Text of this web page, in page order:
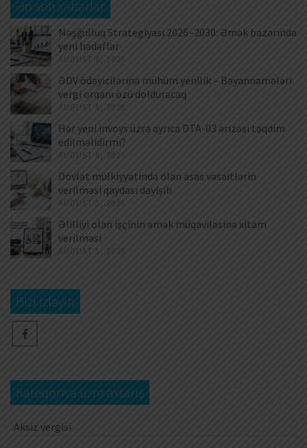
Ən son xəbərlər
Məşğulluq Strategiyası 2026–2030: Əmək bazarında
yeni hədəflər
AUGUST 6, 2026
ƏDV ödəyicilərinə mühüm yenilik – Bəyannamələri
vergi orqanı özü dolduracaq
AUGUST 6, 2026
Hər yeni invoys üzrə ayrıca DTA-03 ərizəsi təqdim
edilməlidirmi?
AUGUST 6, 2026
Dövlət mülkiyyətində olan əsas vəsaitlərin
verilməsi qaydası dəyişib
AUGUST 5, 2026
Əlilliyi olan işçinin əmək müqaviləsinə xitam
verilməsi
AUGUST 5, 2026
Bizi izləyin
Kateqoriya üzrə axtarış
Aksiz vergisi